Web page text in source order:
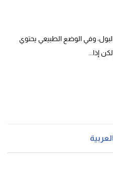
وفي الوضع الطبيعي يحتوي
إذا...